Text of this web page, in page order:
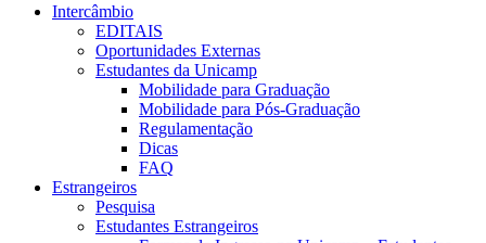
Intercâmbio
EDITAIS
Oportunidades Externas
Estudantes da Unicamp
Mobilidade para Graduação
Mobilidade para Pós-Graduação
Regulamentação
Dicas
FAQ
Estrangeiros
Pesquisa
Estudantes Estrangeiros